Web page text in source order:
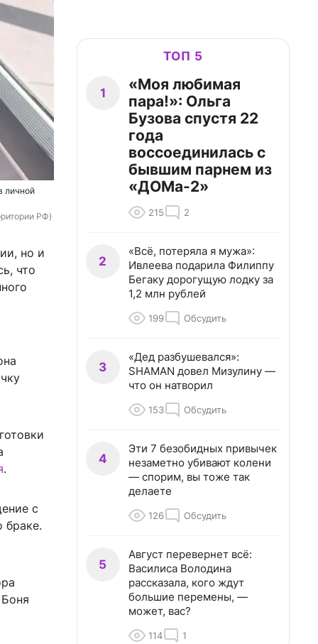
личной
РФ)
но и
что
.
с
браке.
ТОП 5
1
«Моя любимая
пара!»: Ольга
Бузова спустя 22
года
воссоединилась с
бывшим парнем из
«ДОМа-2»
215 2
2
«Всё, потеряла я мужа»:
Ивлеева подарила Филиппу
Бегаку дорогущую лодку за
1,2 млн рублей
199 Обсудить
3
«Дед разбушевался»:
SHAMAN довел Мизулину —
что он натворил
153 Обсудить
4
Эти 7 безобидных привычек
незаметно убивают колени
— спорим, вы тоже так
делаете
126 Обсудить
5
Август перевернет всё:
Василиса Володина
рассказала, кого ждут
большие перемены, —
может, вас?
114 1